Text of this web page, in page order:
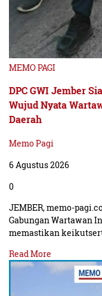
MEMO PAGI
DPC GWI Jember
Wujud Nyata
Daerah
Memo Pagi
6 Agustus 2026
0
JEMBER, memo-
Gabungan Wartawan
memastikan
Read More